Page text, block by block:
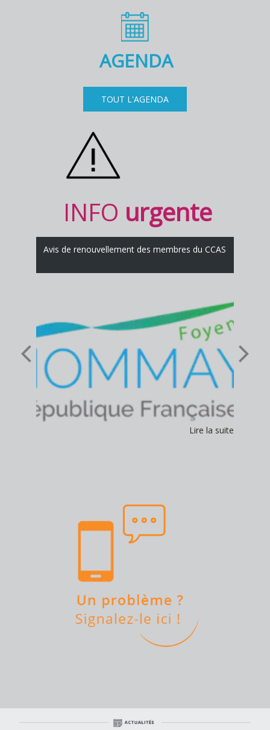
AGENDA
TOUT L'AGENDA
INFO urgente
Avis de renouvellement des membres du CCAS